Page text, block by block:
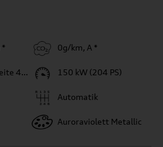
*
km
0g/km, A *
150 kW (204 PS)
Automatik
Auroraviolett Metallic